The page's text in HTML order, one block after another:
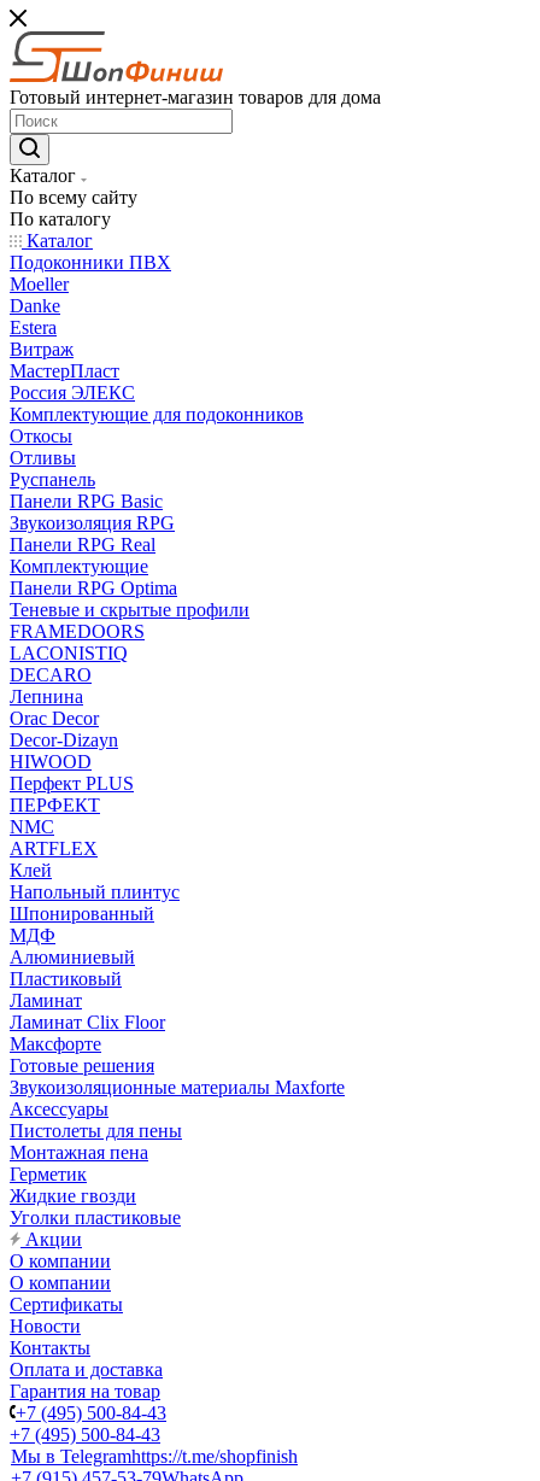
Готовый интернет-магазин товаров для дома
Каталог
По всему сайту
По каталогу
Каталог
Подоконники ПВХ
Moeller
Danke
Estera
Витраж
МастерПласт
Россия ЭЛЕКС
Комплектующие для подоконников
Откосы
Отливы
Руспанель
Панели RPG Basic
Звукоизоляция RPG
Панели RPG Real
Комплектующие
Панели RPG Optima
Теневые и скрытые профили
FRAMEDOORS
LACONISTIQ
DECARO
Лепнина
Orac Decor
Decor-Dizayn
HIWOOD
Перфект PLUS
ПЕРФЕКТ
NMC
ARTFLEX
Клей
Напольный плинтус
Шпонированный
МДФ
Алюминиевый
Пластиковый
Ламинат
Ламинат Clix Floor
Максфорте
Готовые решения
Звукоизоляционные материалы Maxforte
Аксессуары
Пистолеты для пены
Монтажная пена
Герметик
Жидкие гвозди
Уголки пластиковые
Акции
О компании
О компании
Сертификаты
Новости
Контакты
Оплата и доставка
Гарантия на товар
+7 (495) 500-84-43
+7 (495) 500-84-43
Мы в Telegramhttps://t.me/shopfinish